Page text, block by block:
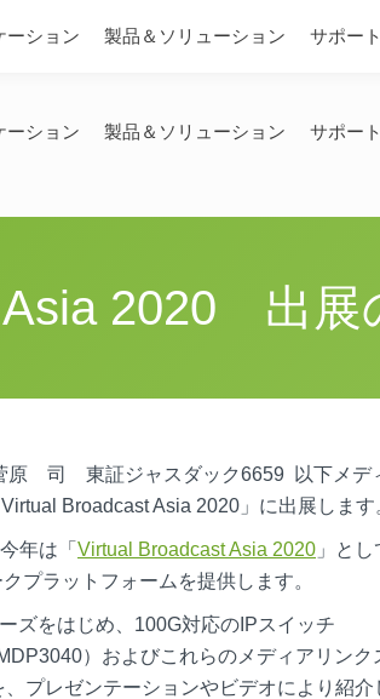
ーション 製品＆ソリューション サポート
2020 出展
原 司 東証ジャスダック6659 以下メデ
Broadcast Asia 2020」に出展します
年は「 Virtual Broadcast Asia 2020 」とし
プラットフォームを提供します。
ズをはじめ、100G対応のIPスイッチ
）およびこれらのメディアリンク
プレゼンテーションやビデオにより紹介
ーション 製品＆ソリューション サポート